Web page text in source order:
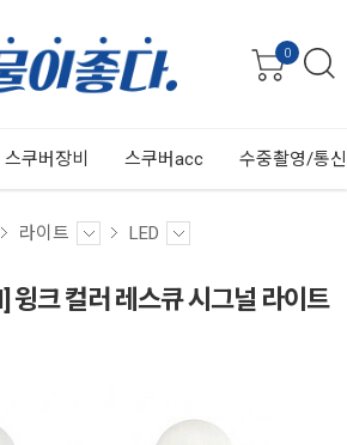
0
스쿠버장비 스쿠버acc 수중촬영/통
라이트 LED
윙크 컬러 레스큐 시그널 라이트